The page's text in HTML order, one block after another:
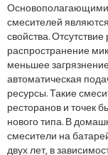
Основополагающими
смесителей
свойства.
распространение
меньшее
автоматическая
ресурсы. Такие
ресторанов и точек
нового типа. В
смесители на
двух лет, в